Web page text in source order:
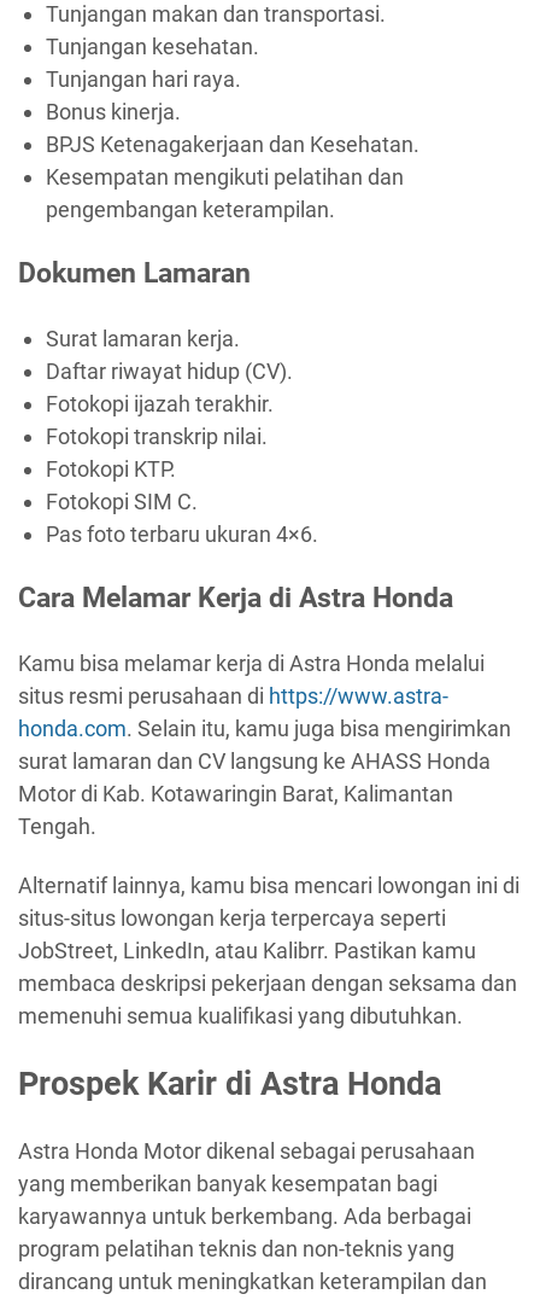
Tunjangan makan dan transportasi.
Tunjangan kesehatan.
Tunjangan hari raya.
Bonus kinerja.
BPJS Ketenagakerjaan dan Kesehatan.
Kesempatan mengikuti pelatihan dan
pengembangan keterampilan.
Dokumen Lamaran
Surat lamaran kerja.
Daftar riwayat hidup (CV).
Fotokopi ijazah terakhir.
Fotokopi transkrip nilai.
Fotokopi KTP.
Fotokopi SIM C.
Pas foto terbaru ukuran 4×6.
Cara Melamar Kerja di Astra Honda
Kamu bisa melamar kerja di Astra Honda melalui
situs resmi perusahaan di https://www.astra-
honda.com. Selain itu, kamu juga bisa mengirimkan
surat lamaran dan CV langsung ke AHASS Honda
Motor di Kab. Kotawaringin Barat, Kalimantan
Tengah.
Alternatif lainnya, kamu bisa mencari lowongan ini di
situs-situs lowongan kerja terpercaya seperti
JobStreet, LinkedIn, atau Kalibrr. Pastikan kamu
membaca deskripsi pekerjaan dengan seksama dan
memenuhi semua kualifikasi yang dibutuhkan.
Prospek Karir di Astra Honda
Astra Honda Motor dikenal sebagai perusahaan
yang memberikan banyak kesempatan bagi
karyawannya untuk berkembang. Ada berbagai
program pelatihan teknis dan non-teknis yang
dirancang untuk meningkatkan keterampilan dan